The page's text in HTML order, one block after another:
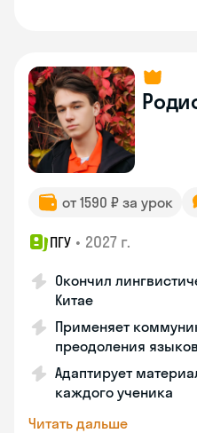
от 1590 ₽ за урок
ПГУ • 2027 г.
Окончил
Китае
Применяет
преодоления
Адаптирует
каждого ученика
Читать дальше